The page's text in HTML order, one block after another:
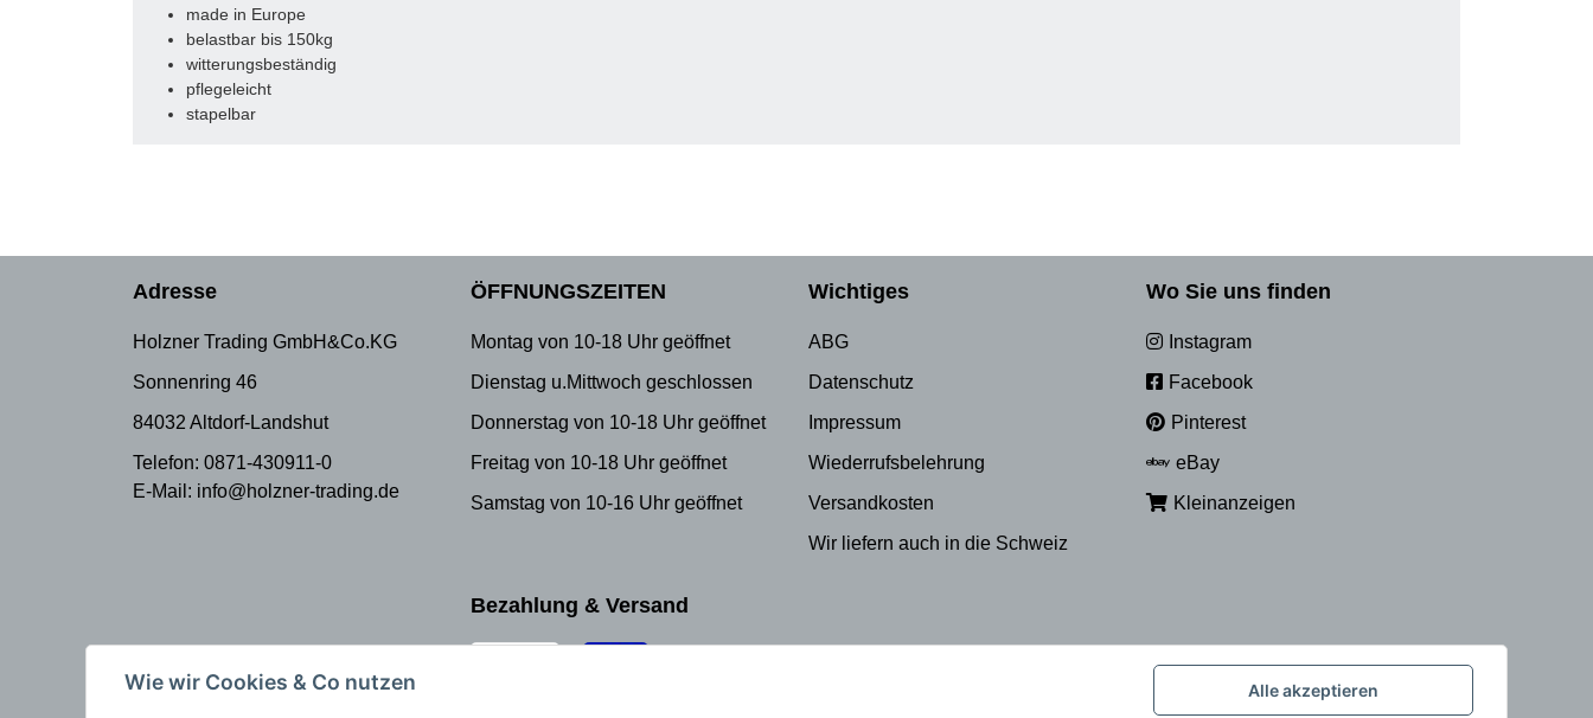
made in Europe
belastbar bis 150kg
witterungsbeständig
pflegeleicht
stapelbar
Adresse
Holzner Trading GmbH&Co.KG
Sonnenring 46
84032 Altdorf-Landshut
Telefon: 0871-430911-0
E-Mail: info@holzner-trading.de
ÖFFNUNGSZEITEN
Montag von 10-18 Uhr geöffnet
Dienstag u.Mittwoch geschlossen
Donnerstag von 10-18 Uhr geöffnet
Freitag von 10-18 Uhr geöffnet
Samstag von 10-16 Uhr geöffnet
Wichtiges
ABG
Datenschutz
Impressum
Wiederrufsbelehrung
Versandkosten
Wir liefern auch in die Schweiz
Wo Sie uns finden
Instagram
Facebook
Pinterest
eBay
Kleinanzeigen
Bezahlung & Versand
Alle akzeptieren
Wie wir Cookies & Co nutzen